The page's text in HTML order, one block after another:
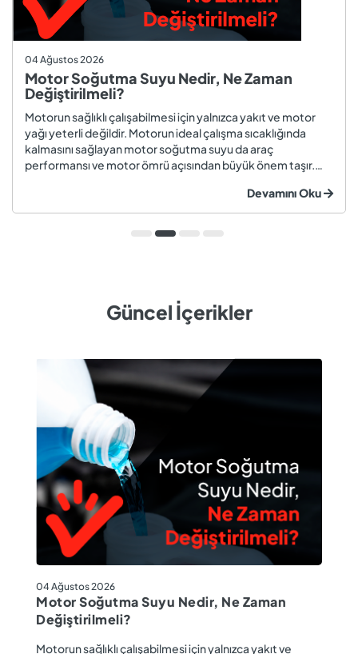
04 Ağustos 2026
Motor Soğutma Suyu Nedir, Ne Zaman
Değiştirilmeli?
Motorun sağlıklı çalışabilmesi için yalnızca yakıt ve motor
yağı yeterli değildir. Motorun ideal çalışma sıcaklığında
kalmasını sağlayan motor soğutma suyu da araç
performansı ve motor ömrü açısından büyük önem taşır.
değiştirilmeyen soğutma suyu; hararet, korozyon, motor
arızaları ve yüksek onarım ma...
Devamını Oku
Güncel İçerikler
04 Ağustos 2026
Motor Soğutma Suyu Nedir, Ne Zaman
Değiştirilmeli?
Motorun sağlıklı çalışabilmesi için yalnızca yakıt ve